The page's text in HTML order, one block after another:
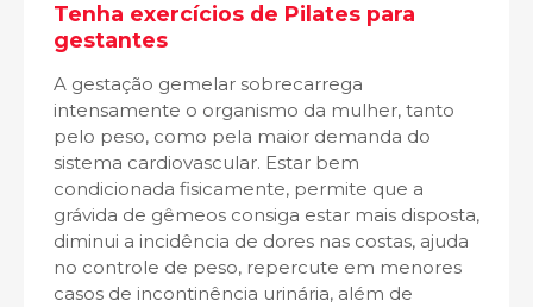
Tenha exercícios de Pilates para
gestantes
A gestação gemelar sobrecarrega
intensamente o organismo da mulher, tanto
pelo peso, como pela maior demanda do
sistema cardiovascular. Estar bem
condicionada fisicamente, permite que a
grávida de gêmeos consiga estar mais disposta,
diminui a incidência de dores nas costas, ajuda
no controle de peso, repercute em menores
casos de incontinência urinária, além de